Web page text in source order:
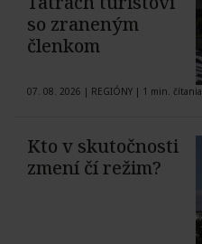
so zraneným
členkom
07. 08. 2026 | REGIÓNY | 1 min. čítania
Kto v skutočnosti
zmení čí režim?